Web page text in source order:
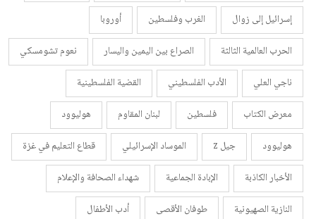
إسرائيل إلى زوال
الغرب وفلسطين
أوروبا
الحرب العالمية الثالثة
الصراع بين اليمين واليسار
نعوم تشومسكي
ناجي العلي
الأدب الفلسطيني
القضية الفلسطينية
معرض الكتاب
فلسطين لبنان المقاوم
هوليوود
هوليوود
جيل z الموساد الإسرائيلي
قطاع التعليم في غزة
الأخبار الكاذبة
الإبادة الجماعية
شهداء الصحافة والإعلام
النازية الصهيونية
طوفان الأقصى
أدب الأطفال